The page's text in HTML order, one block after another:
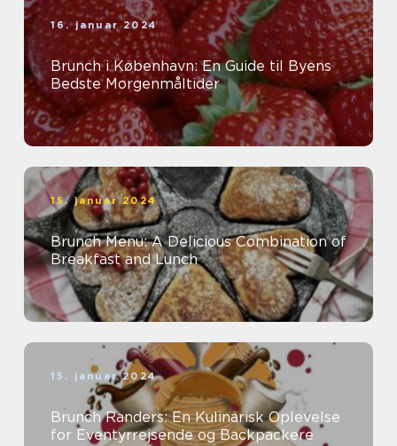
16. januar 2024
Brunch i København: En Guide til Byens
Bedste Morgenmåltider
15. januar 2024
Brunch Menu: A Delicious Combination of
Breakfast and Lunch
15. januar 2024
Brunch Randers: En Kulinarisk Oplevelse
for Eventyrrejsende og Backpackere